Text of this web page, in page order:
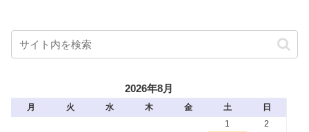
2026年8月
月 火 水 木 金 土
日
1
2